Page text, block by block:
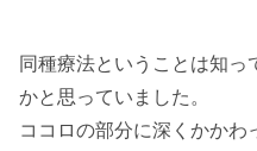
同種療法ということは知っ
かと思っていました。
ココロの部分に深くかかわ